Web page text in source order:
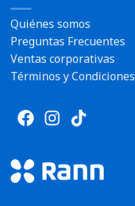
Quiénes somos
Preguntas Frecuentes
Ventas corporativas
Términos y Condiciones